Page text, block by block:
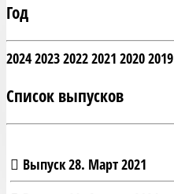
Год
2024202320222021 20202019
Список выпусков
Выпуск 28. Март 2021